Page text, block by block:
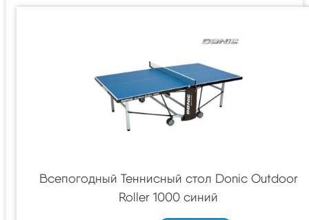
Всепогодный Теннисный стол Donic Outdoor
Roller 1000 синий